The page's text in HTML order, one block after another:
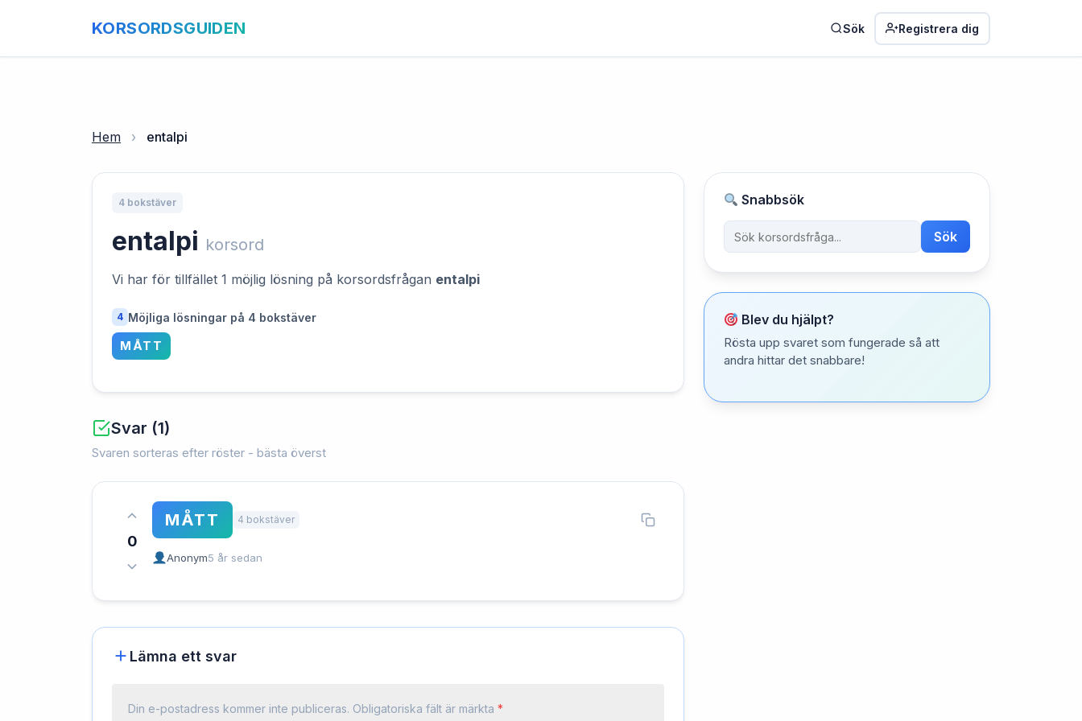
KORSORDSGUIDEN Sök Registrera dig
Hem › entalpi
4 bokstäver
entalpi korsord
Vi har för tillfället 1 möjlig lösning på korsordsfrågan entalpi
4 Möjliga lösningar på 4 bokstäver
MÅTT
Svar (1)
Svaren sorteras efter röster - bästa överst
0
MÅTT 4 bokstäver
Anonym5 år sedan
Lämna ett svar
Din e-postadress kommer inte publiceras. Obligatoriska fält är märkta *
Snabbsök
Sök
Blev du hjälpt?
Rösta upp svaret som fungerade så att
andra hittar det snabbare!